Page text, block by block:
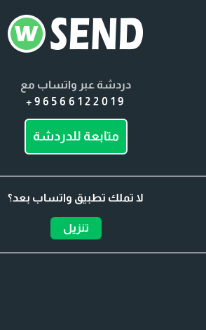
دردشة عبر واتساب مع
+96566122019
متابعة للدردشة
لا تملك تطبيق واتساب بعد؟
تنزيل